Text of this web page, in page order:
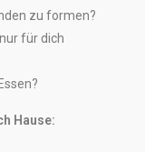
zu formen?
für dich
Hause: